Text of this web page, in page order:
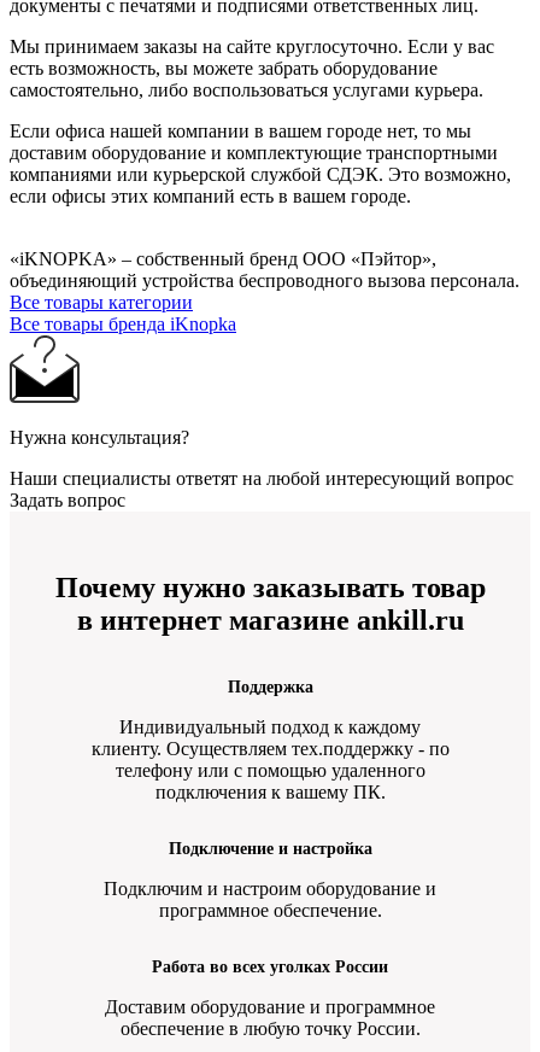
документы с печатями и подписями ответственных лиц.
Мы принимаем заказы на сайте круглосуточно. Если у вас
есть возможность, вы можете забрать оборудование
самостоятельно, либо воспользоваться услугами курьера.
Если офиса нашей компании в вашем городе нет, то мы
доставим оборудование и комплектующие транспортными
компаниями или курьерской службой СДЭК. Это возможно,
если офисы этих компаний есть в вашем городе.
«iKNOPKA» – собственный бренд ООО «Пэйтор»,
объединяющий устройства беспроводного вызова персонала.
Все товары категории
Все товары бренда iKnopka
Нужна консультация?
Наши специалисты ответят на любой интересующий вопрос
Задать вопрос
Почему нужно заказывать товар
в интернет магазине ankill.ru
Поддержка
Индивидуальный подход к каждому
клиенту. Осуществляем тех.поддержку - по
телефону или с помощью удаленного
подключения к вашему ПК.
Подключение и настройка
Подключим и настроим оборудование и
программное обеспечение.
Работа во всех уголках России
Доставим оборудование и программное
обеспечение в любую точку России.